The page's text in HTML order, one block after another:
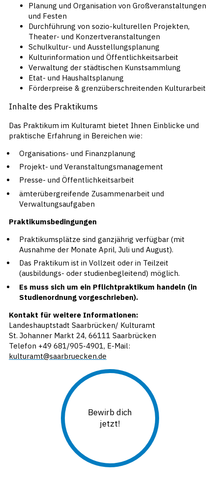
Planung und Organisation von Großveranstaltungen
und Festen
Durchführung von sozio-kulturellen Projekten,
Theater- und Konzertveranstaltungen
Schulkultur- und Ausstellungsplanung
Kulturinformation und Öffentlichkeitsarbeit
Verwaltung der städtischen Kunstsammlung
Etat- und Haushaltsplanung
Förderpreise & grenzüberschreitenden Kulturarbeit
Inhalte des Praktikums
Das Praktikum im Kulturamt bietet Ihnen Einblicke und
praktische Erfahrung in Bereichen wie:
Organisations- und Finanzplanung
Projekt- und Veranstaltungsmanagement
Presse- und Öffentlichkeitsarbeit
ämterübergreifende Zusammenarbeit und
Verwaltungsaufgaben
Praktikumsbedingungen
Praktikumsplätze sind ganzjährig verfügbar (mit
Ausnahme der Monate April, Juli und August).
Das Praktikum ist in Vollzeit oder in Teilzeit
(ausbildungs- oder studienbegleitend) möglich.
Es muss sich um ein Pflichtpraktikum handeln (in
Studienordnung vorgeschrieben).
Kontakt für weitere Informationen:
Landeshauptstadt Saarbrücken/ Kulturamt
St. Johanner Markt 24, 66111 Saarbrücken
Telefon +49 681/905-4901, E-Mail:
kulturamt@saarbruecken.de
Bewirb dich
jetzt!